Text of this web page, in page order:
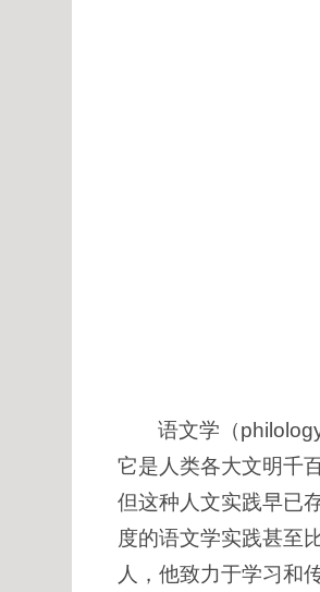
语文学（
它是人类各大文明千
但这种人文实践早已
度的语文学实践甚至
人，他致力于学习和